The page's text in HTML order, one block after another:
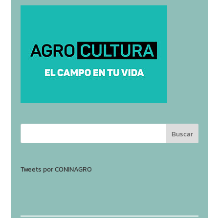
Tweets por CONINAGRO